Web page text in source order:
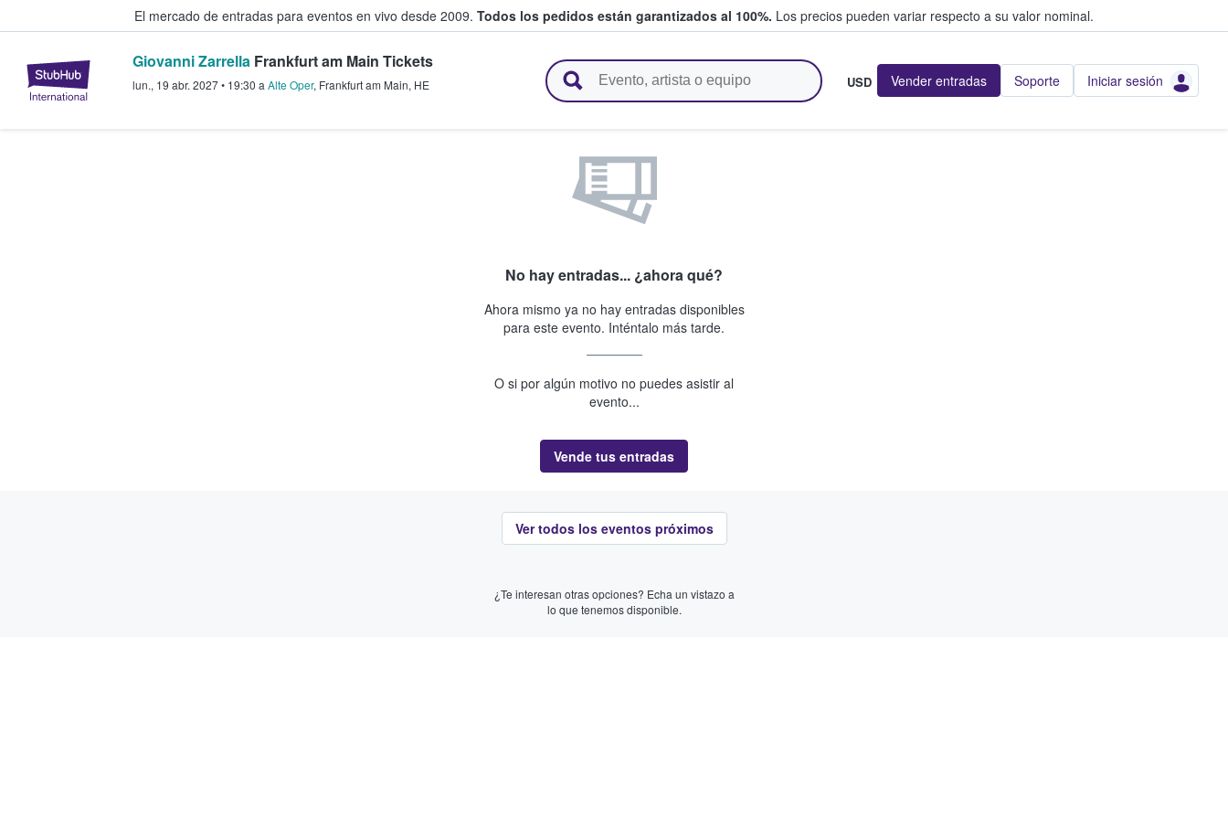
El mercado de entradas para eventos en vivo desde 2009. Todos los pedidos están garantizados al 100%. Los precios pueden variar respecto a su valor nominal.
StubHub: compra y venta de entradas entre fans
Giovanni Zarrella Frankfurt am Main Tickets
lun., 19 abr. 2027• 19:30 a Alte Oper, Frankfurt am Main, HE USD Vender entradas Soporte Iniciar sesión
No hay entradas... ¿ahora qué?
Ahora mismo ya no hay entradas disponibles
para este evento. Inténtalo más tarde.
O si por algún motivo no puedes asistir al
evento...
Vende tus entradas
Ver todos los eventos próximos
¿Te interesan otras opciones? Echa un vistazo a
lo que tenemos disponible.